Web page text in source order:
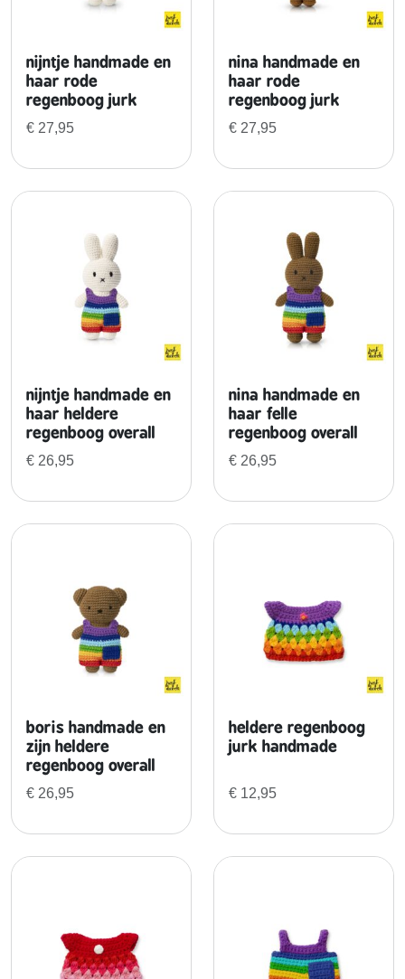
nijntje handmade en
haar rode
regenboog jurk
€ 27,95
nina handmade en
haar rode
regenboog jurk
€ 27,95
nijntje handmade en
haar heldere
regenboog overall
€ 26,95
nina handmade en
haar felle
regenboog overall
€ 26,95
boris handmade en
zijn heldere
regenboog overall
€ 26,95
heldere regenboog
jurk handmade
€ 12,95